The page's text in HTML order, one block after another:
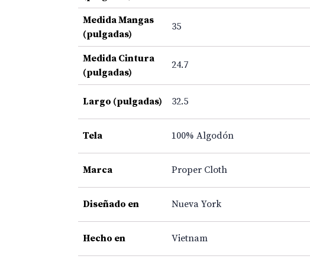
Medida Mangas
(pulgadas)
35
Medida Cintura
(pulgadas)
24.7
Largo (pulgadas) 32.5
Tela 100% Algodón
Marca Proper Cloth
Diseñado en Nueva York
Hecho en Vietnam